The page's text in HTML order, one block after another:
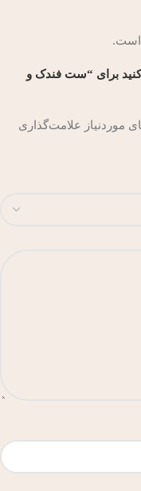
است.
کنید برای “ست فندک و
موردنیاز علامت‌گذاری